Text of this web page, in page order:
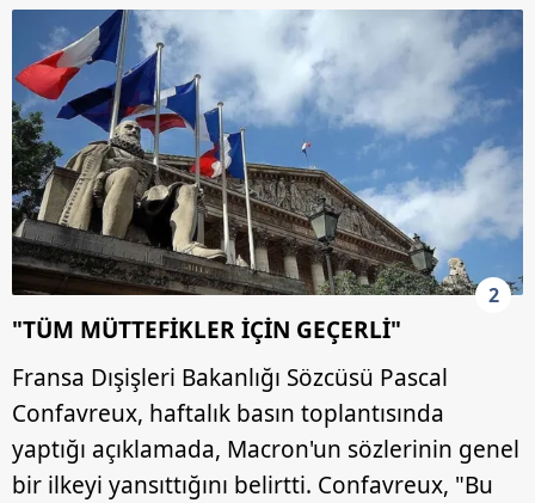
2
"TÜM MÜTTEFİKLER İÇİN GEÇERLİ"
Fransa Dışişleri Bakanlığı Sözcüsü Pascal
Confavreux, haftalık basın toplantısında
yaptığı açıklamada, Macron'un sözlerinin genel
bir ilkeyi yansıttığını belirtti. Confavreux, "Bu